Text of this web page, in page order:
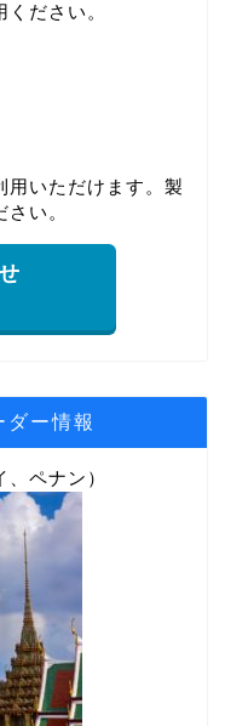
ださい。
用いただけます。製
い。
ー情報
ペナン）